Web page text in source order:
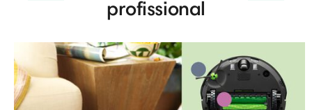
profissional